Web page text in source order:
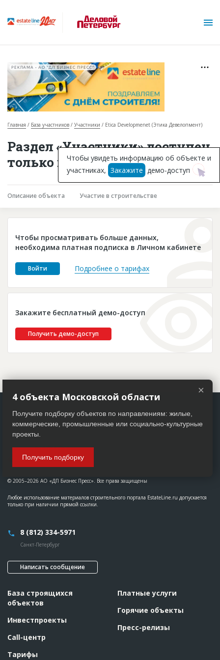
Горячие объекты
База строящихся объектов
Инвестпроекты
Глоссарий
Платные услуги
Пресс-релизы
РЕКЛАМА • АО "ДП БИЗНЕС ПРЕСС"
Главная База участников Участники Etica Developmenеt (Этика Девелопмент)
Раздел «Участники» доступен
только подписчикам
Описание объекта Участие в строительстве
Чтобы просматривать больше данных,
необходима платная подписка в Личном кабинете
Войти Подробнее о тарифах
Закажите бесплатный демо-доступ
Получить демо-доступ
Чтобы увидеть информацию об объекте и
участниках, Закажите демо-доступ
© 2005–2026 АО «ДП Бизнес Пресс». Все права защищены
Любое использование материалов строительного портала EstateLine.ru допускается
только при наличии прямой ссылки.
8 (812) 334-5971
Санкт-Петербург
Написать сообщение
База строящихся
объектов
Инвестпроекты
Call-центр
Тарифы
Платные услуги
Горячие объекты
Пресс-релизы
×
4 объекта Московской области
Получите подборку объектов по направлениям: жилые,
коммерческие, промышленные или социально-культурные
проекты.
Получить подборку